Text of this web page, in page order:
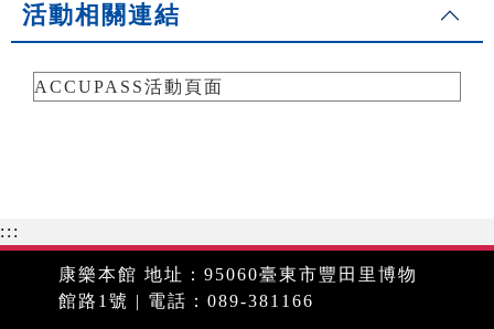
活動相關連結
ACCUPASS活動頁面
:::
康樂本館 地址：95060臺東市豐田里博物
館路1號 | 電話：089-381166